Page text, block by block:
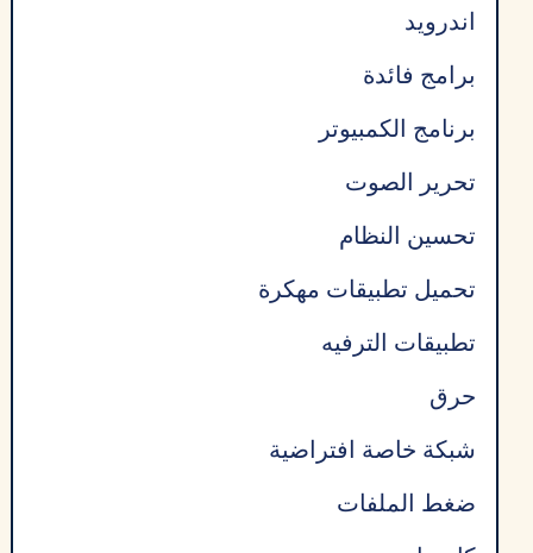
اندرويد
برامج فائدة
برنامج الكمبيوتر
تحرير الصوت
تحسين النظام
تحميل تطبيقات مهكرة
تطبيقات الترفيه
حرق
شبكة خاصة افتراضية
ضغط الملفات